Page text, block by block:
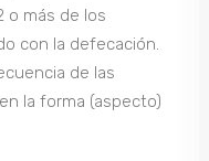
o más de los
con la defecación.
de las
la forma (aspecto)